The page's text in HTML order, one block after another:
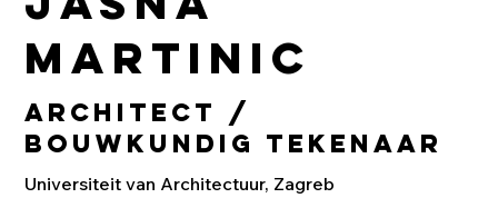
Martinic
Architect /
Bouwkundig tekenaar
Universiteit van Architectuur, Zagreb